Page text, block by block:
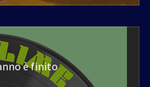
è finito